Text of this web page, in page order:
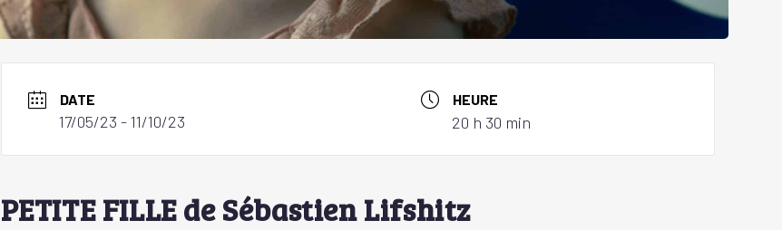
DATE
17/05/23 - 11/10/23
HEURE
20 h 30 min
PETITE FILLE de Sébastien Lifshitz